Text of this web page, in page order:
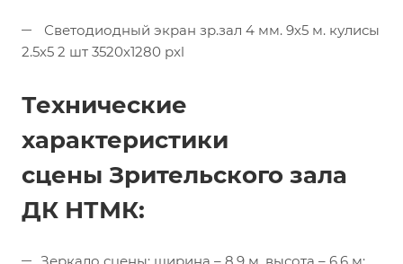
Светодиодный экран зр.зал 4 мм. 9х5 м. кулисы
2.5х5 2 шт 3520х1280 pxl
Технические
характеристики
сцены Зрительского зала
ДК НТМК: